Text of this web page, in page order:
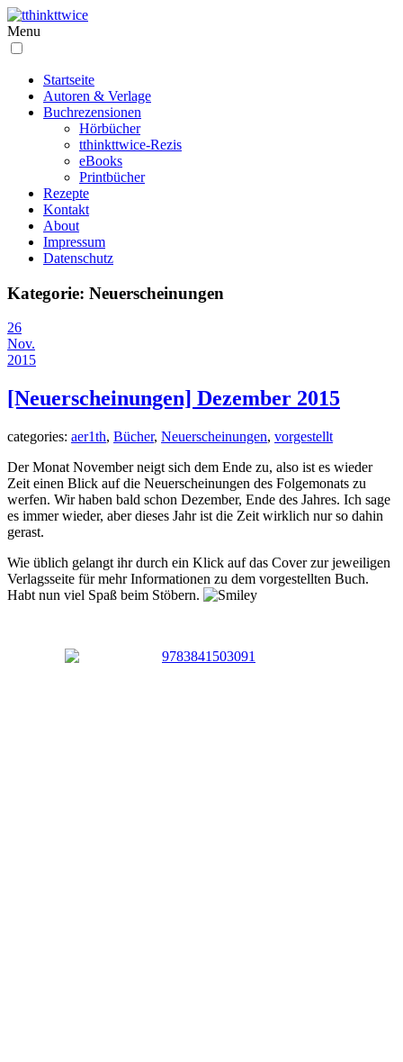
Menu
Startseite
Autoren & Verlage
Buchrezensionen
Hörbücher
tthinkttwice-Rezis
eBooks
Printbücher
Rezepte
Kontakt
About
Impressum
Datenschutz
Kategorie: Neuerscheinungen
26
Nov.
2015
[Neuerscheinungen] Dezember 2015
categories: aer1th, Bücher, Neuerscheinungen, vorgestellt
Der Monat November neigt sich dem Ende zu, also ist es wieder
Zeit einen Blick auf die Neuerscheinungen des Folgemonats zu
werfen. Wir haben bald schon Dezember, Ende des Jahres. Ich sage
es immer wieder, aber dieses Jahr ist die Zeit wirklich nur so dahin
gerast.
Wie üblich gelangt ihr durch ein Klick auf das Cover zur jeweiligen
Verlagsseite für mehr Informationen zu dem vorgestellten Buch.
Habt nun viel Spaß beim Stöbern.